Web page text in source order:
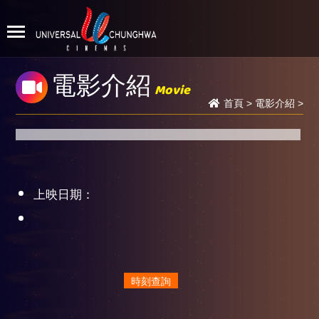
電影介紹 Movie
首頁> 電影介紹 >
上映日期：
時刻查詢